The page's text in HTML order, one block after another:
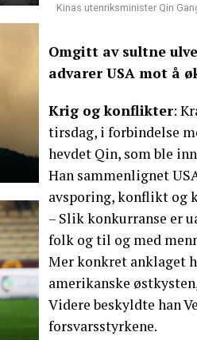
Kinas utenriksminister Qin
Omgitt av sultne
advarer USA mot å
Krig og konflikter:
tirsdag, i forbindelse
hevdet Qin, som ble
Han sammenlignet
avsporing, konflikt og
– Slik konkurranse er
folk og til og med
Mer konkret anklaget
amerikanske
Videre beskyldte han
forsvarsstyrkene.